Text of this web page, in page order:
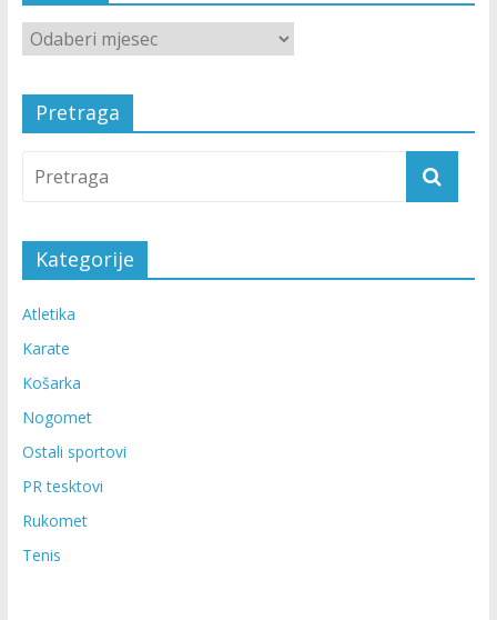
Pretraga
Kategorije
Atletika
Karate
Košarka
Nogomet
Ostali sportovi
PR tesktovi
Rukomet
Tenis